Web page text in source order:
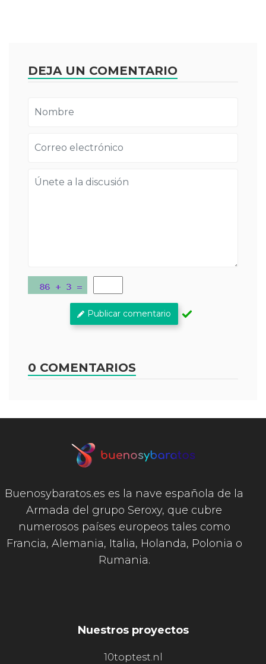
DEJA UN COMENTARIO
Publicar comentario
0 COMENTARIOS
Buenosybaratos.es es la nave española de la
Armada del grupo Seroxy, que cubre
numerosos países europeos tales como
Francia, Alemania, Italia, Holanda, Polonia o
Rumania.
Nuestros proyectos
10toptest.nl